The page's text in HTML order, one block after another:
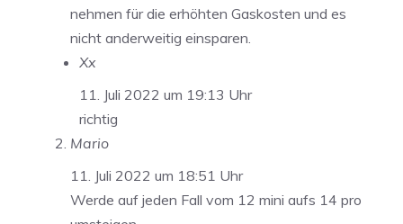
nehmen für die erhöhten Gaskosten und es
nicht anderweitig einsparen.
Xx
11. Juli 2022 um 19:13 Uhr
richtig
Mario
11. Juli 2022 um 18:51 Uhr
Werde auf jeden Fall vom 12 mini aufs 14 pro